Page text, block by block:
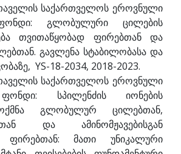
საქართველოს ეროვნული
გლობულური ცილების
თვითაწყობად ფირებთან და
გავლენა სტაბილობასა და
YS-18-2034, 2018-2023.
საქართველოს ეროვნული
სპილენძის იონების
გლობულურ ცილებთან,
და ამინომჟავებისგან
ფირებთან: მათი უნიკალური